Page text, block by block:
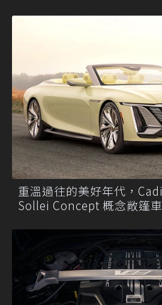
重溫過往的美好年代，
Sollei Concept 概念敞篷車